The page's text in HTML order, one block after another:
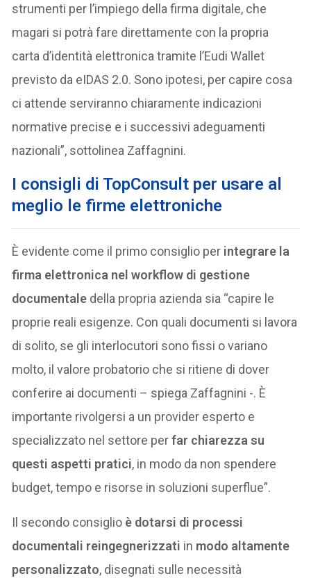
strumenti per l’impiego della firma digitale, che
magari si potrà fare direttamente con la propria
carta d’identità elettronica tramite l’Eudi Wallet
previsto da eIDAS 2.0. Sono ipotesi, per capire cosa
ci attende serviranno chiaramente indicazioni
normative precise e i successivi adeguamenti
nazionali”, sottolinea Zaffagnini.
I consigli di TopConsult per usare al
meglio le firme elettroniche
È evidente come il primo consiglio per integrare la
firma elettronica nel workflow di gestione
documentale della propria azienda sia “capire le
proprie reali esigenze. Con quali documenti si lavora
di solito, se gli interlocutori sono fissi o variano
molto, il valore probatorio che si ritiene di dover
conferire ai documenti – spiega Zaffagnini -. È
importante rivolgersi a un provider esperto e
specializzato nel settore perfar chiarezza su
questi aspetti pratici, in modo da non spendere
budget, tempo e risorse in soluzioni superflue”.
Il secondo consiglio è dotarsi di processi
documentali reingegnerizzati in modo altamente
personalizzato, disegnati sulle necessità